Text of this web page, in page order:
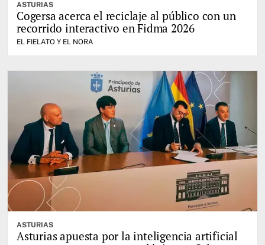
ASTURIAS
Cogersa acerca el reciclaje al público con un
recorrido interactivo en Fidma 2026
EL FIELATO Y EL NORA
ASTURIAS
Asturias apuesta por la inteligencia artificial